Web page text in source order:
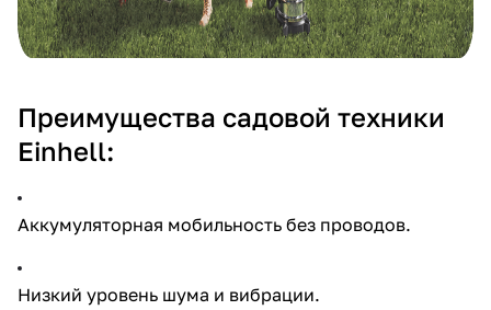
Преимущества садовой техники
Einhell:
Аккумуляторная мобильность без проводов.
Низкий уровень шума и вибрации.